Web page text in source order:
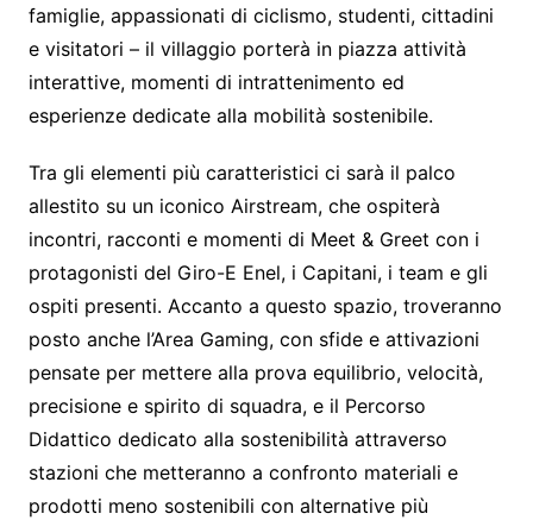
famiglie, appassionati di ciclismo, studenti, cittadini
e visitatori – il villaggio porterà in piazza attività
interattive, momenti di intrattenimento ed
esperienze dedicate alla mobilità sostenibile.
Tra gli elementi più caratteristici ci sarà il palco
allestito su un iconico Airstream, che ospiterà
incontri, racconti e momenti di Meet & Greet con i
protagonisti del Giro-E Enel, i Capitani, i team e gli
ospiti presenti. Accanto a questo spazio, troveranno
posto anche l’Area Gaming, con sfide e attivazioni
pensate per mettere alla prova equilibrio, velocità,
precisione e spirito di squadra, e il Percorso
Didattico dedicato alla sostenibilità attraverso
stazioni che metteranno a confronto materiali e
prodotti meno sostenibili con alternative più